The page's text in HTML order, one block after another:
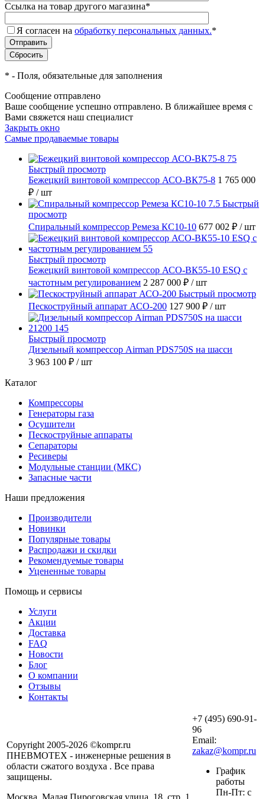
Ссылка на товар другого магазина*
Я согласен на обработку персональных данных.*
* - Поля, обязательные для заполнения
Сообщение отправлено
Ваше сообщение успешно отправлено. В ближайшее время с
Вами свяжется наш специалист
Закрыть окно
Самые продаваемые товары
Быстрый просмотр
Бежецкий винтовой компрессор АСО-ВК75-8 1 765 000
₽ / шт
Быстрый
просмотр
Спиральный компрессор Ремеза КС10-10 677 002 ₽ / шт
Быстрый просмотр
Бежецкий винтовой компрессор АСО-ВК55-10 ESQ с
частотным регулированием 2 287 000 ₽ / шт
Быстрый просмотр
Пескоструйный аппарат АСО-200 127 900 ₽ / шт
Быстрый просмотр
Дизельный компрессор Airman PDS750S на шасси
3 963 100 ₽ / шт
Каталог
Компрессоры
Генераторы газа
Осушители
Пескоструйные аппараты
Сепараторы
Ресиверы
Модульные станции (МКС)
Запасные части
Наши предложения
Производители
Новинки
Популярные товары
Распродажи и скидки
Рекомендуемые товары
Уцененные товары
Помощь и сервисы
Услуги
Акции
Доставка
FAQ
Новости
Блог
О компании
Отзывы
Контакты
Copyright 2005-2026 ©kompr.ru
ПНЕВМОТЕХ - инженерные решения в
области сжатого воздуха . Все права
защищены.
Москва, Малая Пироговская улица, 18, стр. 1
+7 (495) 690-91-
96
Email:
zakaz@kompr.ru
График
работы
Пн-Пт: с